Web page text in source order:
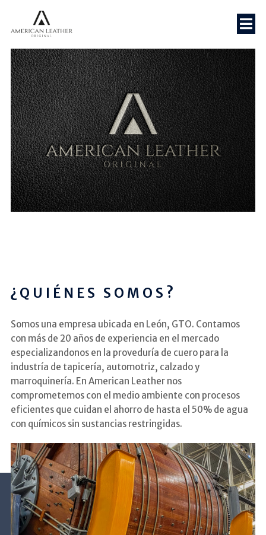
¿QUIÉNES SOMOS?
Somos una empresa ubicada en León, GTO. Contamos
con más de 20 años de experiencia en el mercado
especializandonos en la proveduría de cuero para la
industría de tapicería, automotriz, calzado y
marroquinería. En American Leather nos
comprometemos con el medio ambiente con procesos
eficientes que cuidan el ahorro de hasta el 50% de agua
con químicos sin sustancias restringidas.